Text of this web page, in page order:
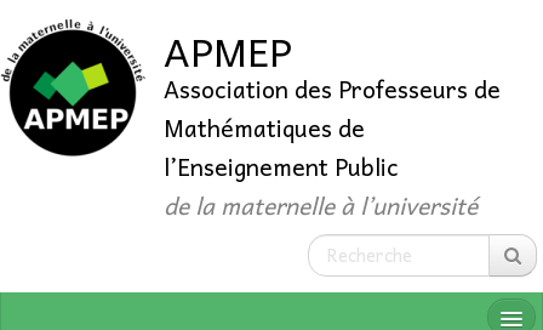
APMEP
Association des Professeurs de
Mathématiques de
l’Enseignement Public
de la maternelle à l’université